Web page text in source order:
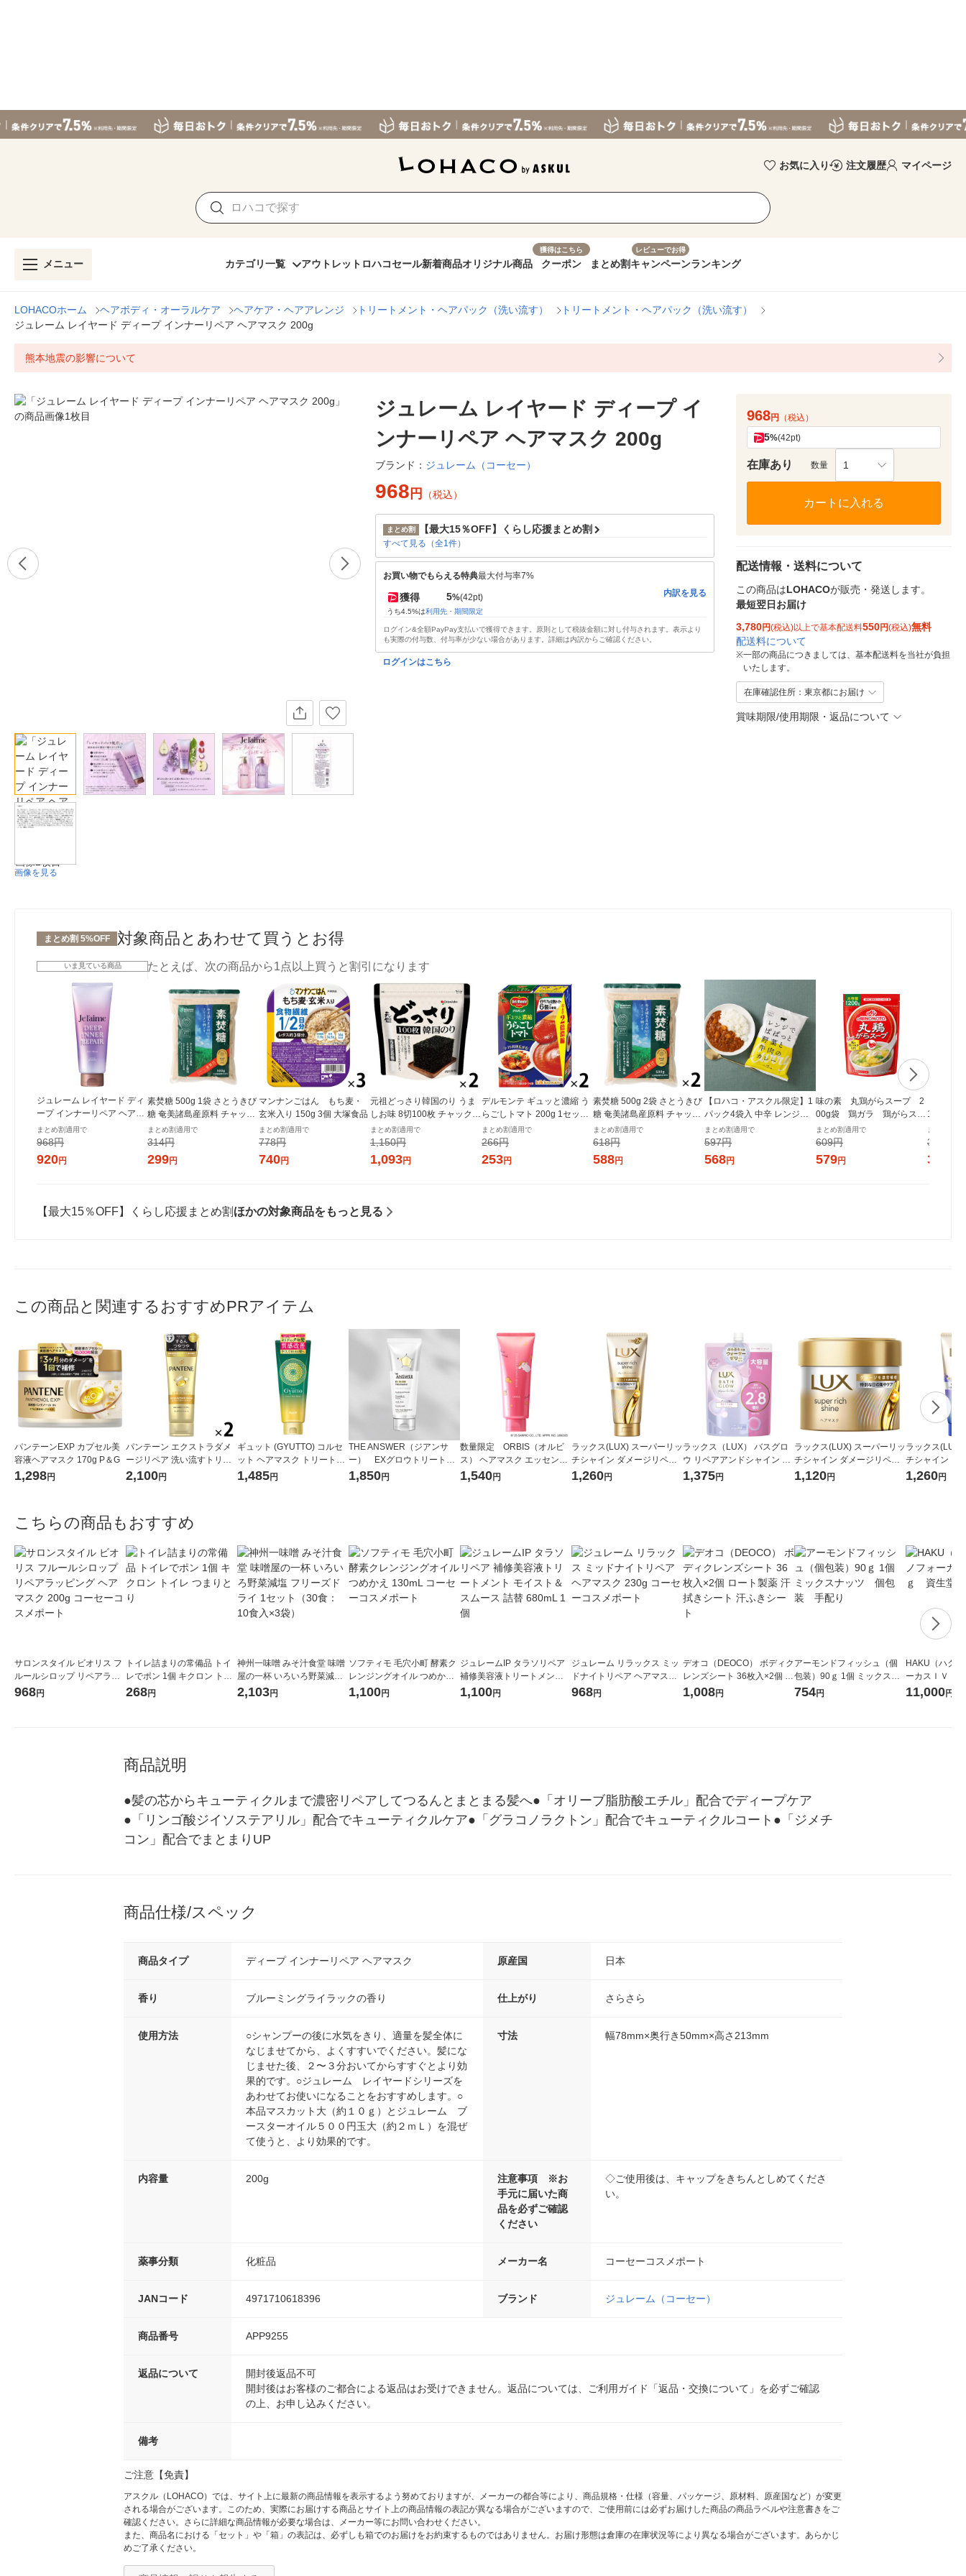
お気に入り 注文履歴 マイページ
メニュー カテゴリ一覧 アウトレット ロハコセール新着商品オリジナル商品
獲得はこちら
クーポン まとめ割
レビューでお得
キャンペーンランキング
LOHACOホーム ヘアボディ・オーラルケア ヘアケア・ヘアアレンジ トリートメント・ヘアパック（洗い流す）
トリートメント・ヘアパック（洗い流す）
ジュレーム レイヤード ディープ インナーリペア ヘアマスク 200g
熊本地震の影響について
画像を見る
ジュレーム レイヤード ディープ イ
ンナーリペア ヘアマスク 200g
ブランド： ジュレーム（コーセー）
968 円 （税込）
まとめ割 【最大15％OFF】くらし応援まとめ割
すべて見る（全1件）
お買い物でもらえる特典最大付与率7%
獲得 5%(42pt)
うち4.5%は利用先・期間限定
内訳を見る
ログイン&全額PayPay支払いで獲得できます。原則として税抜金額に対し付与されます。表示より
も実際の付与数、付与率が少ない場合があります。詳細は内訳からご確認ください。
ログインはこちら
968円 （税込）
5%(42pt)
在庫あり 数量 1
カートに入れる
配送情報・送料について
この商品はLOHACOが販売・発送します。
最短翌日お届け
3,780円(税込)以上で基本配送料550円(税込)無料
配送料について
※一部の商品につきましては、基本配送料を当社が負担
いたします。
在庫確認住所：東京都にお届け
賞味期限/使用期限・返品について
まとめ割 5%OFF 対象商品とあわせて買うとお得
いま見ている商品
ジュレーム レイヤード ディ
ープ インナーリペア ヘアマ
スク 200g
まとめ割適用で
968円
920円
たとえば、次の商品から1点以上買うと割引になります
素焚糖 500g 1袋 さとうきび
糖 奄美諸島産原料 チャック
まとめ割適用で
314円
299円
マンナンごはん もち麦・
玄米入り 150g 3個 大塚食品
まとめ割適用で
778円
740円
元祖どっさり韓国のり うま
しお味 8切100枚 チャック付
き 1セット（1個×2）オリオ
ンジャコー
まとめ割適用で
1,150円
1,093円
デルモンテ ギュッと濃縮 う
らごしトマト 200g 1セット
（1個×2）キッコーマン 紙
パック
まとめ割適用で
266円
253円
素焚糖 500g 2袋 さとうきび
糖 奄美諸島産原料 チャック
まとめ割適用で
618円
588円
【ロハコ・アスクル限定】1
パック4袋入 中辛 レンジで
ぱぱっと野菜と牛肉のカレ
ー 180g 1個 オリジナル レト
ル
まとめ割適用で
597円
568円
味の素 丸鶏がらスープ 2
00g袋 鶏ガラ 鶏がらスー
プの素
まとめ割適用で
609円
579円
1本 国産
まとめ割適
375円
357
【最大15％OFF】くらし応援まとめ割 ほかの対象商品をもっと見る
この商品と関連するおすすめPRアイテム
パンテーンEXP カプセル美
容液ヘアマスク 170g P＆G
1,298円
パンテーン エクストラダメ
ージリペア 洗い流すトリー
トメント 特大サイズ 300g
しっとり 2個 P＆G
2,100円
ギュット (GYUTTO) コルセ
ット ヘアマスク トリートメ
ント ロート製薬
1,485円
THE ANSWER（ジアンサ
ー） EXグロウトリートメ
ント HEAT ヒート 220g
花王
1,850円
数量限定 ORBIS（オルビ
ス） ヘアマスク エッセンス
インヘアマスク サンリオキ
ャラクターズ 限定デザイン
1,540円
ラックス(LUX) スーパーリッ
チシャイン ダメージリペア
補修チューブトリートメン
ト 300g ユニリーバ
1,260円
ラックス（LUX） バスグロ
ウ リペアアンドシャイン ト
リートメント つめかえ 1000
1,375円
ラックス(LUX) スーパーリッ
チシャイン ダメージリペア
補修ヘアマスク 180g ユニリ
ーバ
1,120円
ラックス(LUX)
チシャイン リ
トケア まとま
リートメント
1,260円
こちらの商品もおすすめ
サロンスタイル ビオリス フ
ルールシロップ リペアラッ
ピング ヘアマスク 200g コ
968円
トイレ詰まりの常備品 トイ
レでポン 1個 キクロン トイ
レ つまりとり
268円
神州一味噌 みそ汁食堂 味噌
屋の一杯 いろいろ野菜減塩
フリーズドライ 1セット（3
0食：10食入×3袋）
2,103円
ソフティモ 毛穴小町 酵素ク
レンジングオイル つめかえ
130mL コーセーコスメポー
ト
1,100円
ジュレームIP タラソリペア
補修美容液トリートメント
モイスト＆スムース 詰替 68
0mL 1個
1,100円
ジュレーム リラックス ミッ
ドナイトリペア ヘアマスク
230g コーセーコスメポート
968円
デオコ（DEOCO） ボディク
レンズシート 36枚入×2個 ロ
ート製薬 汗拭きシート 汗ふ
きシート
1,008円
アーモンドフィッシュ（個
包装）90ｇ 1個 ミックスナ
ッツ 個包装 手配り
754円
HAKU（ハク
ーカスＩＶ
堂 おまけ付き
11,000円
商品説明
●髪の芯からキューティクルまで濃密リペアしてつるんとまとまる髪へ●「オリーブ脂肪酸エチル」配合でディープケア
●「リンゴ酸ジイソステアリル」配合でキューティクルケア●「グラコノラクトン」配合でキューティクルコート●「ジメチ
コン」配合でまとまりUP
商品仕様/スペック
商品タイプ ディープ インナーリペア ヘアマスク 原産国 日本
香り ブルーミングライラックの香り 仕上がり さらさら
使用方法
○シャンプーの後に水気をきり、適量を髪全体に
なじませてから、よくすすいでください。髪にな
じませた後、２〜３分おいてからすすぐとより効
果的です。○ジュレーム レイヤードシリーズを
あわせてお使いになることをおすすめします。○
本品マスカット大（約１０ｇ）とジュレーム ブ
ースターオイル５００円玉大（約２ｍＬ）を混ぜ
て使うと、より効果的です。
寸法 幅78mm×奥行き50mm×高さ213mm
内容量 200g
注意事項 ※お
手元に届いた商
品を必ずご確認
ください
◇ご使用後は、キャップをきちんとしめてくださ
い。
薬事分類 化粧品 メーカー名 コーセーコスメポート
JANコード 4971710618396 ブランド ジュレーム（コーセー）
商品番号 APP9255
返品について
開封後返品不可
開封後はお客様のご都合による返品はお受けできません。返品については、ご利用ガイド「返品・交換について」を必ずご確認
の上、お申し込みください。
備考
ご注意【免責】
アスクル（LOHACO）では、サイト上に最新の商品情報を表示するよう努めておりますが、メーカーの都合等により、商品規格・仕様（容量、パッケージ、原材料、原産国など）が変更
される場合がございます。このため、実際にお届けする商品とサイト上の商品情報の表記が異なる場合がございますので、ご使用前には必ずお届けした商品の商品ラベルや注意書きをご
確認ください。さらに詳細な商品情報が必要な場合は、メーカー等にお問い合わせください。
また、商品名における「セット」や「箱」の表記は、必ずしも箱でのお届けをお約束するものではありません。お届け形態は倉庫の在庫状況等により異なる場合がございます。あらかじ
めご了承ください。